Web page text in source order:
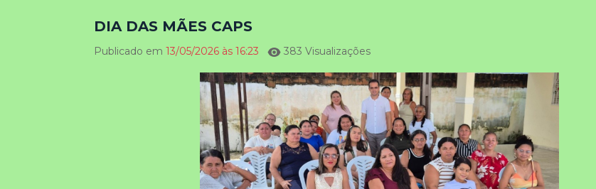
DIA DAS MÃES CAPS
Publicado em 13/05/2026 às 16:23 383 Visualizações